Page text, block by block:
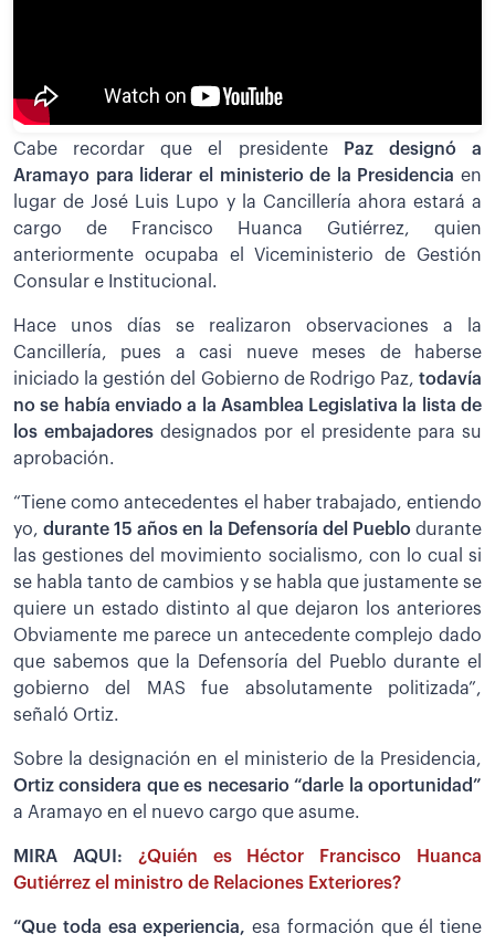
Cabe recordar que el presidente
Paz designó a
Aramayo para liderar el ministerio de la Presidencia en
lugar de José Luis Lupo y la Cancillería ahora estará a
cargo de Francisco Huanca Gutiérrez, quien
anteriormente ocupaba el Viceministerio de Gestión
Consular e Institucional.
Hace unos días se realizaron observaciones a la
Cancillería, pues a casi nueve meses de haberse
iniciado la gestión del Gobierno de Rodrigo Paz, todavía
no se había enviado a la Asamblea Legislativa la lista de
los embajadoresdesignados por el presidente para su
aprobación.
“Tiene como antecedentes el haber trabajado, entiendo
yo, durante 15 años en la Defensoría del Pueblo durante
las gestiones del movimiento socialismo, con lo cual si
se habla tanto de cambios y se habla que justamente se
quiere un estado distinto al que dejaron los anteriores
Obviamente me parece un antecedente complejo dado
que sabemos que la Defensoría del Pueblo durante el
gobierno del MAS fue absolutamente politizada”,
señaló Ortiz.
Sobre la designación en el ministerio de la Presidencia,
Ortiz considera que es necesario “darle la oportunidad”
a Aramayo en el nuevo cargo que asume.
MIRA AQUI: ¿Quién es Héctor Francisco Huanca
Gutiérrez el ministro de Relaciones Exteriores?
“Que toda esa experiencia, esa formación que él tiene